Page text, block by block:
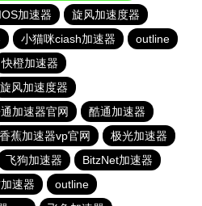
IOS加速器
旋风加速度器
小猫咪ciash加速器
outline
快橙加速器
旋风加速度器
加速器官网
酷通加速器
香蕉加速器vp官网
极光加速器
飞狗加速器
BitzNet加速器
速器
outline